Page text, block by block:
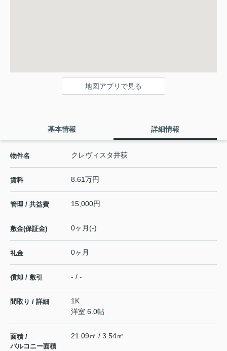
地図アプリで見る
基本情報 詳細情報
物件名 クレヴィスタ井荻
賃料 8.61万円
管理 / 共益費 15,000円
敷金(保証金) 0ヶ月(-)
礼金 0ヶ月
償却 / 敷引 - / -
間取り / 詳細
1K
洋室 6.0帖
面積 /
バルコニー面積
21.09㎡ / 3.54㎡